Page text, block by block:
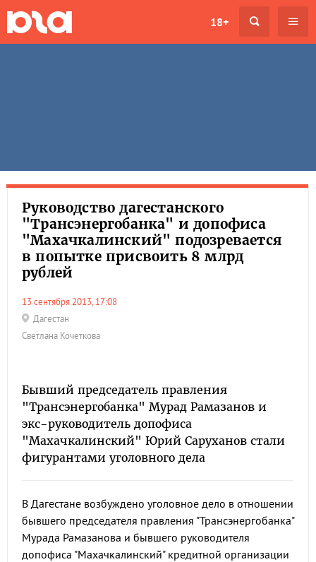
18+
Руководство дагестанского
"Трансэнергобанка" и допофиса
"Махачкалинский" подозревается
в попытке присвоить 8 млрд
рублей
13 сентября 2013, 17:08
Дагестан
Светлана Кочеткова
Бывший председатель правления
"Трансэнергобанка" Мурад Рамазанов и
экс-руководитель допофиса
"Махачкалинский" Юрий Саруханов стали
фигурантами уголовного дела
В Дагестане возбуждено уголовное дело в отношении
бывшего председателя правления "Трансэнергобанка"
Мурада Рамазанова и бывшего руководителя
допофиса "Махачкалинский" кредитной организации